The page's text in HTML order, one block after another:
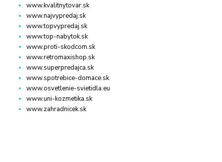
www.kvalitnytovar.sk
www.najvypredaj.sk
www.topvypredaj.sk
www.top-nabytok.sk
www.proti-skodcom.sk
www.retromaxishop.sk
www.superpredajca.sk
www.spotrebice-domace.sk
www.osvetlenie-svietidla.eu
www.uni-kozmetika.sk
www.zahradnicek.sk